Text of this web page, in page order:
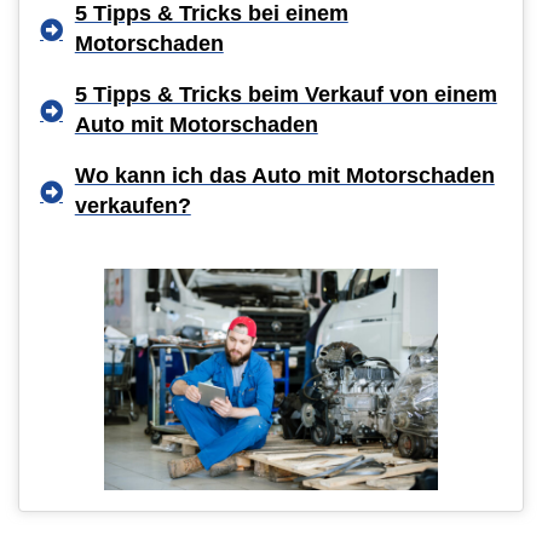
5 Tipps & Tricks bei einem
Motorschaden
5 Tipps & Tricks beim Verkauf von einem
Auto mit Motorschaden
Wo kann ich das Auto mit Motorschaden
verkaufen?